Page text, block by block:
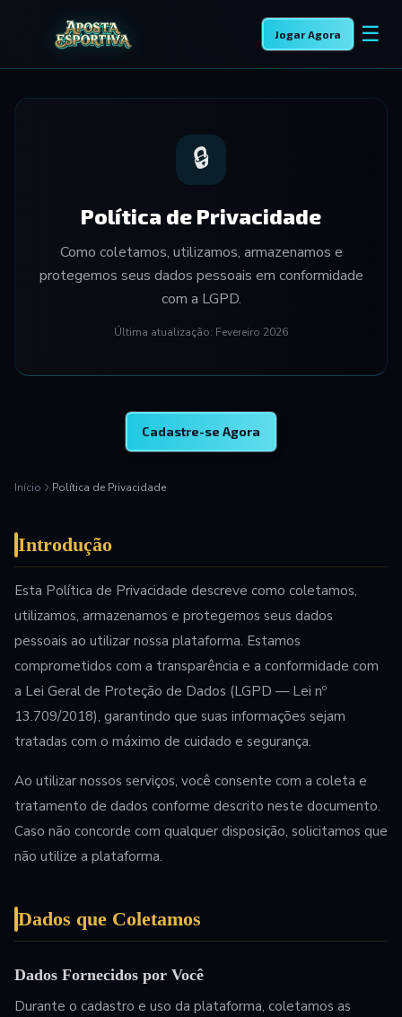
Jogar Agora ☰
🔒
Política de Privacidade
Como coletamos, utilizamos, armazenamos e
protegemos seus dados pessoais em conformidade
com a LGPD.
Última atualização: Fevereiro 2026
Cadastre-se Agora
Início Política de Privacidade
Introdução
Esta Política de Privacidade descreve como coletamos,
utilizamos, armazenamos e protegemos seus dados
pessoais ao utilizar nossa plataforma. Estamos
comprometidos com a transparência e a conformidade com
a Lei Geral de Proteção de Dados (LGPD — Lei nº
13.709/2018), garantindo que suas informações sejam
tratadas com o máximo de cuidado e segurança.
Ao utilizar nossos serviços, você consente com a coleta e
tratamento de dados conforme descrito neste documento.
Caso não concorde com qualquer disposição, solicitamos que
não utilize a plataforma.
Dados que Coletamos
Dados Fornecidos por Você
Durante o cadastro e uso da plataforma, coletamos as